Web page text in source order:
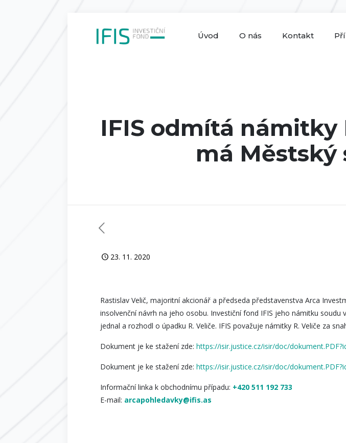
Úvod O nás Kontakt
IFIS odmítá námitky
má Městský
23. 11. 2020
Rastislav Velič, majoritní akcionář a předseda představenstva Arca
insolvenční návrh na jeho osobu. Investiční fond IFIS jeho námitku
jednal a rozhodl o úpadku R. Veliče. IFIS považuje námitky R. Veliče za
Dokument je ke stažení zde: https://isir.justice.cz/isir/doc/
Dokument je ke stažení zde: https://isir.justice.cz/isir/doc/
Informační linka k obchodnímu případu: +420 511 192 733
E-mail: arcapohledavky@ifis.as